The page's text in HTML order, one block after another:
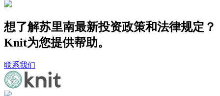
想了解苏里南最新投资政策和法律规定？
Knit为您提供帮助。
联系我们